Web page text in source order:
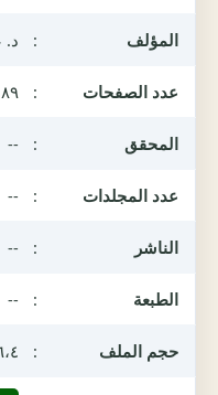
المؤلف : د.
عدد الصفحات :
المحقق :
--
عدد المجلدات :
--
الناشر :
--
الطبعة :
--
حجم الملف : ٦،٤